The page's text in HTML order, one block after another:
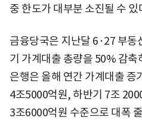
중 한도가 대부분 소진될 수
금융당국은 지난달 6·27 부동
기 가계대출 총량을 50% 감축
은행은 올해 연간 가계대출
4조5000억원, 하반기 7조
3조6000억원 수준으로 대폭